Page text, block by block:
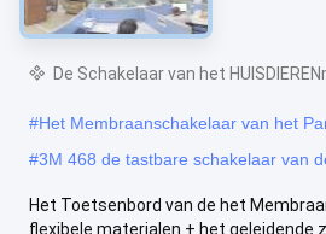
met FPC-Kring
De Schakelaar van het
#Het Membraanschakelaar van het
#3M 468 de tastbare schakelaar van
Het Toetsenbord van de het
flexibele materialen + het geleidende